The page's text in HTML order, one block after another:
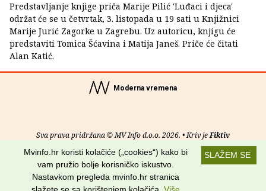
Predstavljanje knjige priča Marije Pilić 'Luđaci i djeca'
održat će se u četvrtak, 3. listopada u 19 sati u Knjižnici
Marije Jurić Zagorke u Zagrebu. Uz autoricu, knjigu će
predstaviti Tomica Šćavina i Matija Janeš. Priče će čitati
Alan Katić.
Moderna vremena
Sva prava pridržana © MV Info d.o.o. 2026. • Kriv jeFiktiv
Uvjeti korištenja RSS kanali
Potraži nas na:
SLAŽEM SE
Mvinfo.hr koristi kolačiće („cookies“) kako bi
vam pružio bolje korisničko iskustvo.
Nastavkom pregleda mvinfo.hr stranica